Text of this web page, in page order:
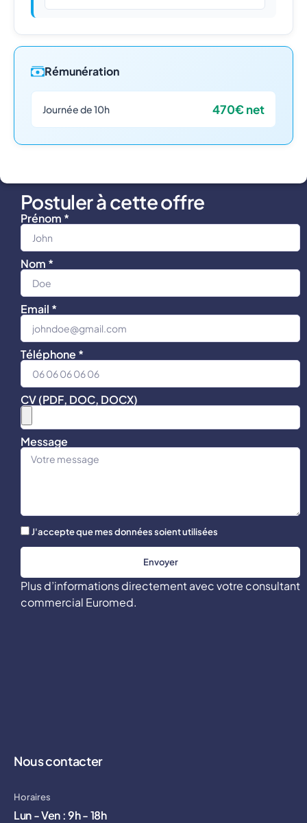
Rémunération
Journée de 10h 470€ net
Postuler à cette offre
Prénom *
Nom *
Email *
Téléphone *
CV (PDF, DOC, DOCX)
Message
J'accepte que mes données soient utilisées
Envoyer
Plus d’informations directement avec votre consultant
commercial Euromed.
Nous contacter
Horaires
Lun - Ven : 9h - 18h